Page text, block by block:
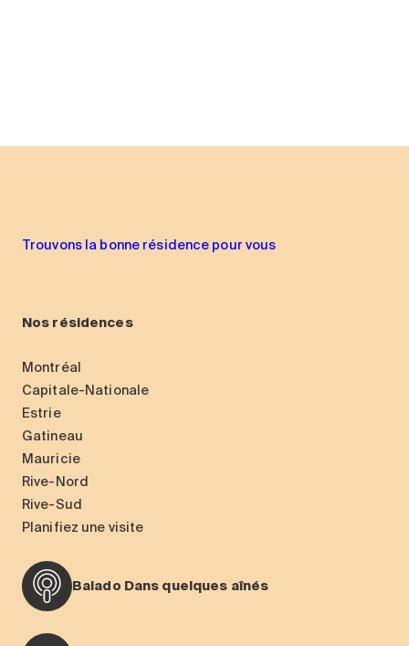
Trouvons la bonne résidence pour vous
Nos résidences
Montréal
Capitale-Nationale
Estrie
Gatineau
Mauricie
Rive-Nord
Rive-Sud
Planifiez une visite
Balado Dans quelques aînés